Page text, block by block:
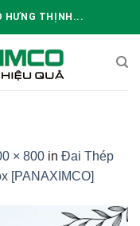
HƯNG THỊNH...
× 800 in Đai Thép
[PANAXIMCO]